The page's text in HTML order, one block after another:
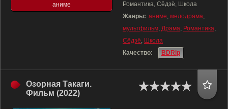
аниме
Романтика, Сёдзё, Школа
Жанры: аниме, мелодрама,
мультфильм, Драма, Романтика,
Сёдзё, Школа
Качество:
BDRip
Озорная Такаги.
Фильм (2022)